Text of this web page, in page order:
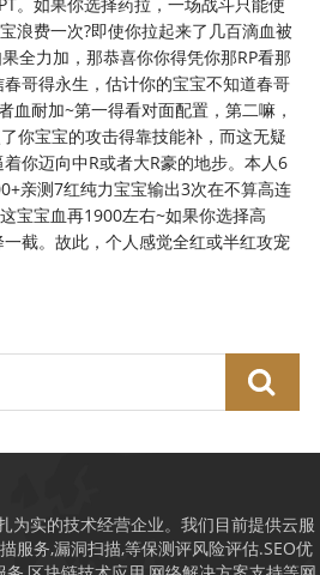
为实的技术经营企业。我们目前提供云服
服务,漏洞扫描,等保测评风险评估.SEO优